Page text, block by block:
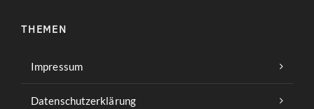
THEMEN
Impressum
Datenschutzerklärung